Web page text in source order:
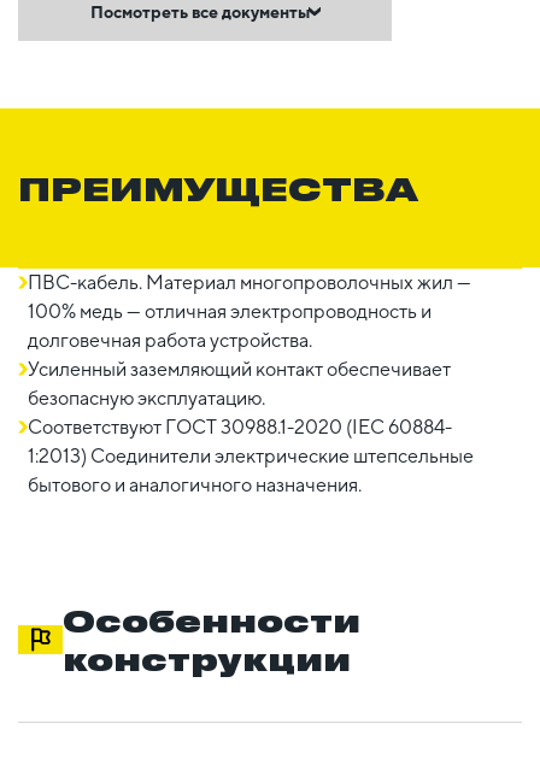
Посмотреть все документы
ПРЕИМУЩЕСТВА
ПВС-кабель. Материал многопроволочных жил —
100% медь — отличная электропроводность и
долговечная работа устройства.
Усиленный заземляющий контакт обеспечивает
безопасную эксплуатацию.
Соответствуют ГОСТ 30988.1-2020 (IEC 60884-
1:2013) Соединители электричеcкие штепсельные
бытового и аналогичного назначения.
Особенности
конструкции